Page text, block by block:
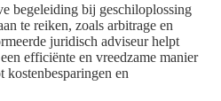
begeleiding bij geschiloplossing
te reiken, zoals arbitrage en
juridisch adviseur helpt
efficiënte en vreedzame manier
kostenbesparingen en